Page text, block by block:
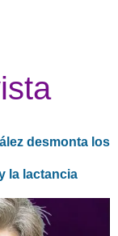
desmonta los
la lactancia